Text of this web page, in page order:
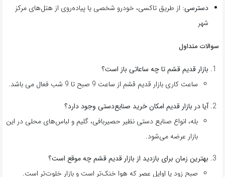
دسترسی: از طریق تاکسی، خودرو شخصی یا پیاده‌روی از هتل‌های مرکز
شهر
سوالات متداول
بازار قدیم قشم تا چه ساعاتی باز است؟
ساعت کاری بازار قدیم قشم از ساعت 9 صبح تا 9 شب فعال می باشد.
آیا در بازار قدیم امکان خرید صنایع‌دستی وجود دارد؟
بله، انواع صنایع دستی نظیر حصیربافی، گلیم و لباس‌های محلی در این
بازار عرضه می‌شود.
بهترین زمان برای بازدید از بازار قدیم قشم چه موقع است؟
صبح زود یا اوایل عصر که هوا خنک‌تر است و بازار خلوت‌تر است.